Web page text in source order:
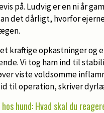
på. Ludvig er en ni år
det dårligt, hvorfor
kraftige opkastninger og
Vi tog ham ind til
viste voldsomme
til operation, skriver
hund: Hvad skal du